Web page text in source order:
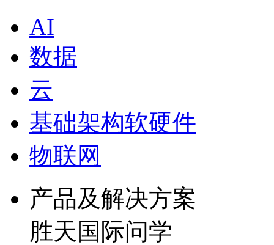
AI
数据
云
基础架构软硬件
物联网
产品及解决方案
胜天国际问学